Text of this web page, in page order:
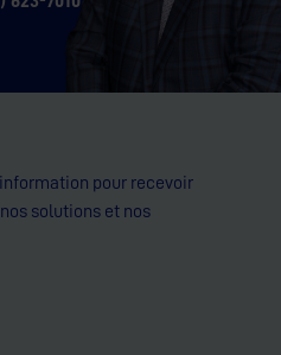
pour recevoir
solutions et nos